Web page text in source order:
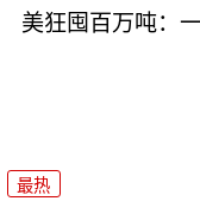
美狂囤百万吨：
最热